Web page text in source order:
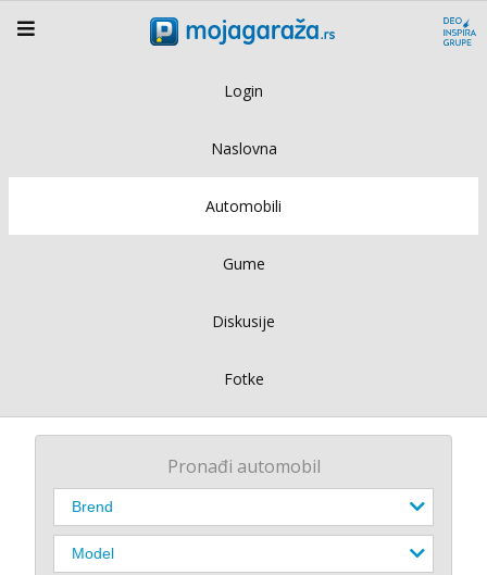
Login
Naslovna
Automobili
Gume
Diskusije
Fotke
Pronađi automobil